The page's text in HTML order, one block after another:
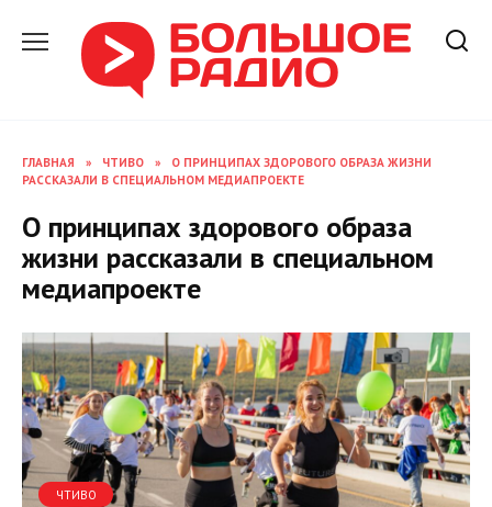
содержанию
ГЛАВНАЯ » ЧТИВО »
О ПРИНЦИПАХ ЗДОРОВОГО ОБРАЗА ЖИЗНИ
РАССКАЗАЛИ В СПЕЦИАЛЬНОМ МЕДИАПРОЕКТЕ
О принципах здорового образа
жизни рассказали в специальном
медиапроекте
ЧТИВО